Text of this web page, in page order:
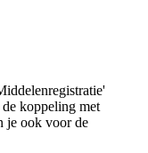
de koppeling met
je ook voor de